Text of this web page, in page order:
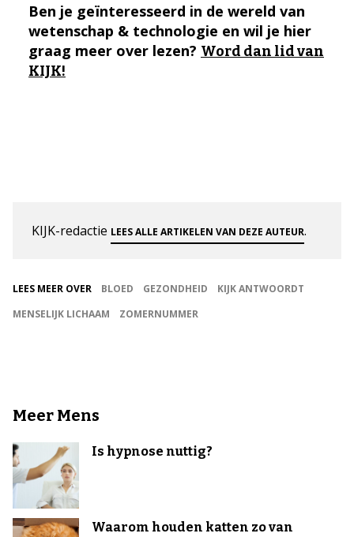
Ben je geïnteresseerd in de wereld van
wetenschap & technologie en wil je hier
graag meer over lezen? Word dan lid van
KIJK!
KIJK-redactie LEES ALLE ARTIKELEN VAN DEZE AUTEUR.
LEES MEER OVER BLOED GEZONDHEID
KIJK ANTWOORDT
MENSELIJK LICHAAM
ZOMERNUMMER
Meer Mens
Is hypnose nuttig?
Waarom houden katten zo van